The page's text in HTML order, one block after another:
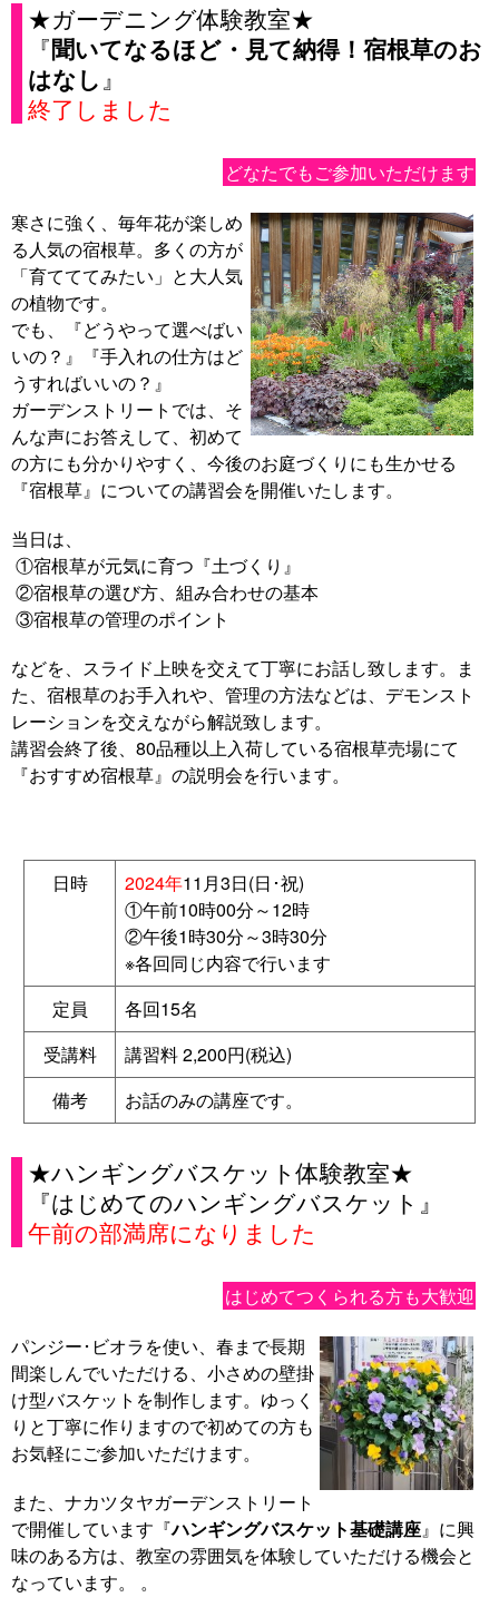
★ガーデニング体験教室★
『聞いてなるほど・見て納得！宿根草のお
はなし』
終了しました
どなたでもご参加いただけます
寒さに強く、毎年花が楽しめ
る人気の宿根草。多くの方が
「育てててみたい」と大人気
の植物です。
でも、『どうやって選べばい
いの？』『手入れの仕方はど
うすればいいの？』
ガーデンストリートでは、そ
んな声にお答えして、初めて
の方にも分かりやすく、今後のお庭づくりにも生かせる
『宿根草』についての講習会を開催いたします。
当日は、
①宿根草が元気に育つ『土づくり』
②宿根草の選び方、組み合わせの基本
③宿根草の管理のポイント
などを、スライド上映を交えて丁寧にお話し致します。ま
た、宿根草のお手入れや、管理の方法などは、デモンスト
レーションを交えながら解説致します。
講習会終了後、80品種以上入荷している宿根草売場にて
『おすすめ宿根草』の説明会を行います。
日時 2024年11月3日(日･祝)
①午前10時00分～12時
②午後1時30分～3時30分
※各回同じ内容で行います
定員
各回15名
受講料
講習料 2,200円(税込)
備考
お話のみの講座です。
★ハンギングバスケット体験教室★
『はじめてのハンギングバスケット』
午前の部満席になりました
はじめてつくられる方も大歓迎
パンジー･ビオラを使い、春まで長期
間楽しんでいただける、小さめの壁掛
け型バスケットを制作します。ゆっく
りと丁寧に作りますので初めての方も
お気軽にご参加いただけます。
また、ナカツタヤガーデンストリート
で開催しています『ハンギングバスケット基礎講座』に興
味のある方は、教室の雰囲気を体験していただける機会と
なっています。 。